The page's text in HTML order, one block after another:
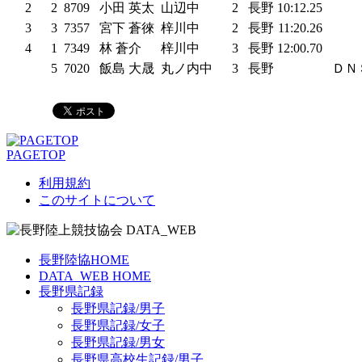
2 2 8709 小田 英太 山辺中 2 長野 10:12.25
3
3 7357 宮下 蒼徠 梓川中 2 長野 11:20.26
4
1 7349 林 蒼介 梓川中 3 長野 12:00.70
5 7020 飯島 大晟 丸ノ内中 3 長野 ＤＮ
PAGETOP
利用規約
このサイトについて
長野陸協HOME
DATA_WEB HOME
長野県記録
長野県記録/男子
長野県記録/女子
長野県記録/男女
長野県高校生記録/男子